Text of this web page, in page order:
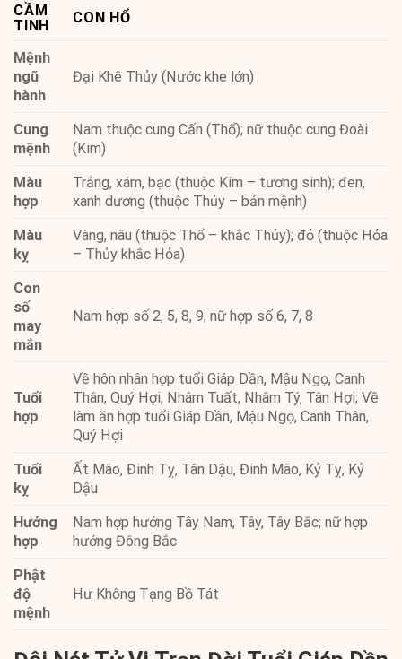
CẦM
TINH
CON HỔ
Mệnh
ngũ
hành
Đại Khê Thủy (Nước khe lớn)
Cung
mệnh
Nam thuộc cung Cấn (Thổ); nữ thuộc cung Đoài
(Kim)
Màu
hợp
Trắng, xám, bạc (thuộc Kim – tương sinh); đen,
xanh dương (thuộc Thủy – bản mệnh)
Màu
kỵ
Vàng, nâu (thuộc Thổ – khắc Thủy); đỏ (thuộc Hỏa
– Thủy khắc Hỏa)
Con
số
may
mắn
Nam hợp số 2, 5, 8, 9; nữ hợp số 6, 7, 8
Tuổi
hợp
Về hôn nhân hợp tuổi Giáp Dần, Mậu Ngọ, Canh
Thân, Quý Hợi, Nhâm Tuất, Nhâm Tý, Tân Hợi; Về
làm ăn hợp tuổi Giáp Dần, Mậu Ngọ, Canh Thân,
Quý Hợi
Tuổi
kỵ
Ất Mão, Đinh Tỵ, Tân Dậu, Đinh Mão, Kỷ Tỵ, Kỷ
Dậu
Hướng
hợp
Nam hợp hướng Tây Nam, Tây, Tây Bắc; nữ hợp
hướng Đông Bắc
Phật
độ
mệnh
Hư Không Tạng Bồ Tát